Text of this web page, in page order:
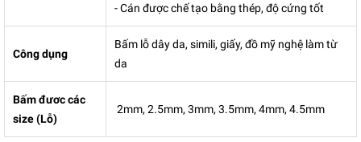
- Cán được chế tạo bằng thép, độ cứng tốt
Công dụng
Bấm lỗ dây da, simili, giấy, đồ mỹ nghệ làm từ
da
Bấm đươc các
size (Lỗ)
2mm, 2.5mm, 3mm, 3.5mm, 4mm, 4.5mm